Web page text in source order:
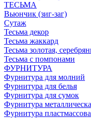
ТЕСЬМА
Вьюнчик (зиг-заг)
Сутаж
Тесьма декор
Тесьма жаккард
Тесьма золотая,
Тесьма с помпонами
ФУРНИТУРА
Фурнитура для молний
Фурнитура для белья
Фурнитура для сумок
Фурнитура
Фурнитура